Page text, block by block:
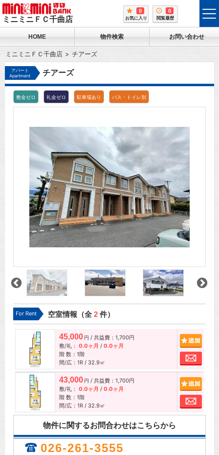
ミニミニＦＣ千曲店
0
お気に入り
0
閲覧履歴
HOME 物件検索 お問い合わせ
ミニミニＦＣ千曲店 チアーズ
アパート
Apartment
チアーズ
敷金ゼロ 礼金ゼロ 駐車場あり バス・トイレ別
For Rent 空室情報（全2件）
45,000 円 / 共益費：1,700円
敷/礼： 0.0ヶ月 / 0.0ヶ月
階 数：1階
間/広：1R / 32.9㎡
お問
43,000 円 / 共益費：1,700円
敷/礼： 0.0ヶ月 / 0.0ヶ月
階 数：1階
間/広：1R / 32.9㎡
お問
物件に関するお問合わせはこちらから
026-261-3555